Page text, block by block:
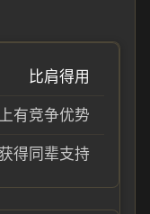
比肩得用
有竞争优势
得同辈支持